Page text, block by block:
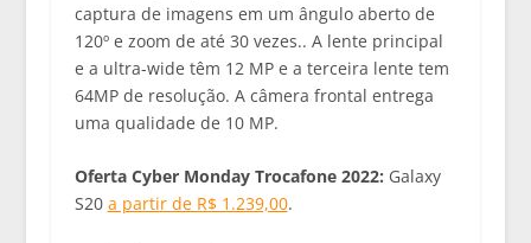
captura de imagens em um ângulo aberto de
120º e zoom de até 30 vezes.. A lente principal
e a ultra-wide têm 12 MP e a terceira lente tem
64MP de resolução. A câmera frontal entrega
uma qualidade de 10 MP.
Oferta Cyber Monday Trocafone 2022: Galaxy
S20 a partir de R$ 1.239,00.